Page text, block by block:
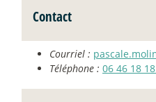
Contact
Courriel :
Téléphone : 06 46 18